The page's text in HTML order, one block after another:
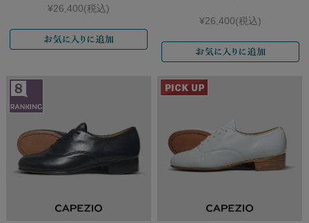
¥26,400(税込)
¥26,400(税込)